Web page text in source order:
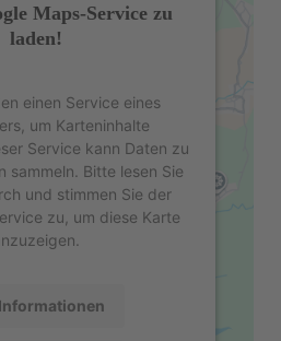
Maps-Service zu
laden!
einen Service eines
um Karteninhalte
Service kann Daten zu
sammeln. Bitte lesen Sie
und stimmen Sie der
zu, um diese Karte